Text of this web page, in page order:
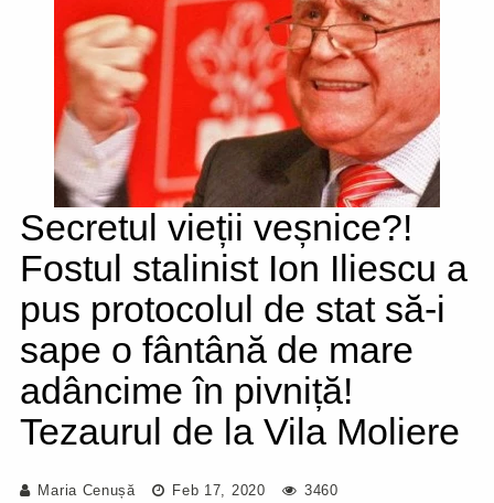
Secretul vieții veșnice?!
Fostul stalinist Ion Iliescu a
pus protocolul de stat să-i
sape o fântână de mare
adâncime în pivniță!
Tezaurul de la Vila Moliere
Maria Cenușă Feb 17, 2020 3460